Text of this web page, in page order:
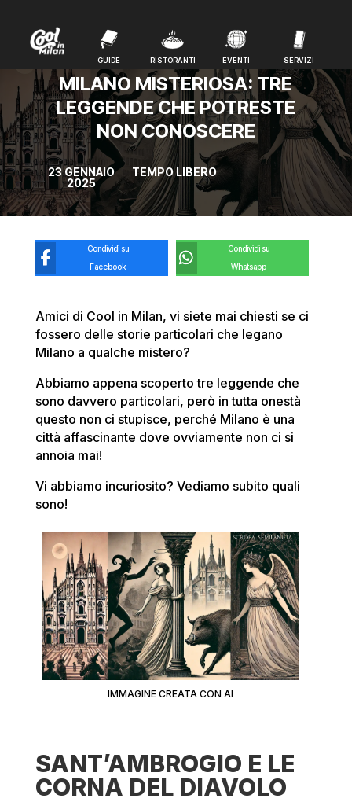
GUIDE RISTORANTI EVENTI SERVIZI
GUIDE RISTORANTI EVENTI SERVIZI
MILANO MISTERIOSA: TRE
LEGGENDE CHE POTRESTE
NON CONOSCERE
23 GENNAIO
2025
TEMPO LIBERO
Condividi su
Facebook
Condividi su
Whatsapp
Amici di Cool in Milan, vi siete mai chiesti se ci
fossero delle storie particolari che legano
Milano a qualche mistero?
Abbiamo appena scoperto tre leggende che
sono davvero particolari, però in tutta onestà
questo non ci stupisce, perché Milano è una
città affascinante dove ovviamente non ci si
annoia mai!
Vi abbiamo incuriosito? Vediamo subito quali
sono!
IMMAGINE CREATA CON AI
SANT’AMBROGIO E LE
CORNA DEL DIAVOLO